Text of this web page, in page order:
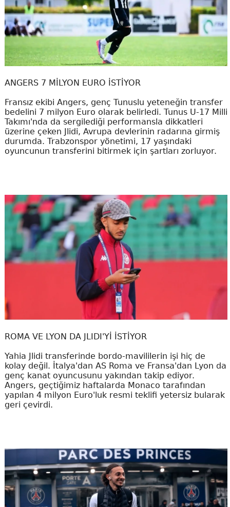
ANGERS 7 MİLYON EURO İSTİYOR
Fransız ekibi Angers, genç Tunuslu yeteneğin transfer
bedelini 7 milyon Euro olarak belirledi. Tunus U-17 Milli
Takımı'nda da sergilediği performansla dikkatleri
üzerine çeken Jlidi, Avrupa devlerinin radarına girmiş
durumda. Trabzonspor yönetimi, 17 yaşındaki
oyuncunun transferini bitirmek için şartları zorluyor.
ROMA VE LYON DA JLIDI'Yİ İSTİYOR
Yahia Jlidi transferinde bordo-mavililerin işi hiç de
kolay değil. İtalya'dan AS Roma ve Fransa'dan Lyon da
genç kanat oyuncusunu yakından takip ediyor.
Angers, geçtiğimiz haftalarda Monaco tarafından
yapılan 4 milyon Euro'luk resmi teklifi yetersiz bularak
geri çevirdi.